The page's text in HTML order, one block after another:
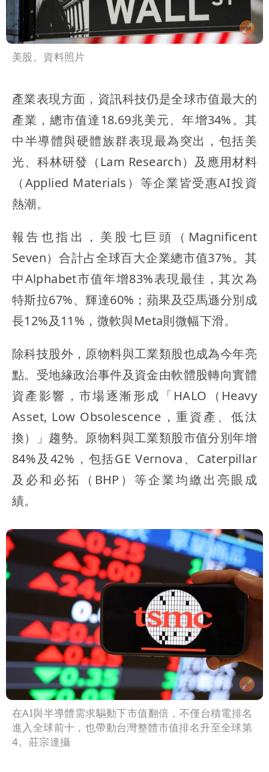
美股。資料照片
產業表現方面，資訊科技仍是全球市值最大的
產業，總市值達18.69兆美元、年增34%。其
中半導體與硬體族群表現最為突出，包括美
光、科林研發（Lam Research）及應用材料
（Applied Materials）等企業皆受惠AI投資
熱潮。
報告也指出，美股七巨頭（Magnificent
Seven）合計占全球百大企業總市值37%。其
中Alphabet市值年增83%表現最佳，其次為
特斯拉67%、輝達60%；蘋果及亞馬遜分別成
長12%及11%，微軟與Meta則微幅下滑。
除科技股外，原物料與工業類股也成為今年亮
點。受地緣政治事件及資金由軟體股轉向實體
資產影響，市場逐漸形成「HALO（Heavy
Asset, Low Obsolescence，重資產、低汰
換）」趨勢。原物料與工業類股市值分別年增
84%及42%，包括GE Vernova、Caterpillar
及必和必拓（BHP）等企業均繳出亮眼成
績。
在AI與半導體需求驅動下市值翻倍，不僅台積電排名
進入全球前十，也帶動台灣整體市值排名升至全球第
4。莊宗達攝